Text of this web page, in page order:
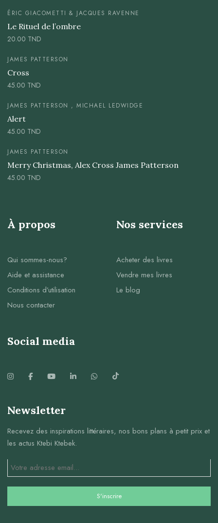
ÉRIC GIACOMETTI & JACQUES RAVENNE
Le Rituel de l’ombre
20.00 TND
JAMES PATTERSON
Cross
45.00 TND
JAMES PATTERSON , MICHAEL LEDWIDGE
Alert
45.00 TND
JAMES PATTERSON
Merry Christmas, Alex Cross James Patterson
45.00 TND
À propos
Qui sommes-nous?
Aide et assistance
Conditions d’utilisation
Nous contacter
Nos services
Acheter des livres
Vendre mes livres
Le blog
Social media
Newsletter
Recevez des inspirations littéraires, nos bons plans à petit prix et
les actus Ktebi Ktebek.